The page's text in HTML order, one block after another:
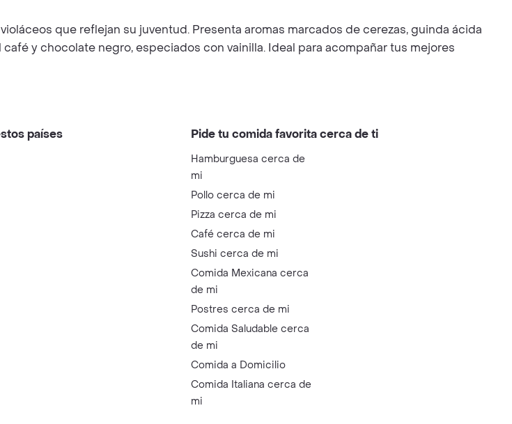
que reflejan su juventud. Presenta aromas marcados de cerezas, guinda ácida
y chocolate negro, especiados con vainilla. Ideal para acompañar tus mejores
países Pide tu comida favorita cerca de ti
Hamburguesa cerca de
mi
Pollo cerca de mi
Pizza cerca de mi
Café cerca de mi
Sushi cerca de mi
Comida Mexicana cerca
de mi
Postres cerca de mi
Comida Saludable cerca
de mi
Comida a Domicilio
Comida Italiana cerca de
mi